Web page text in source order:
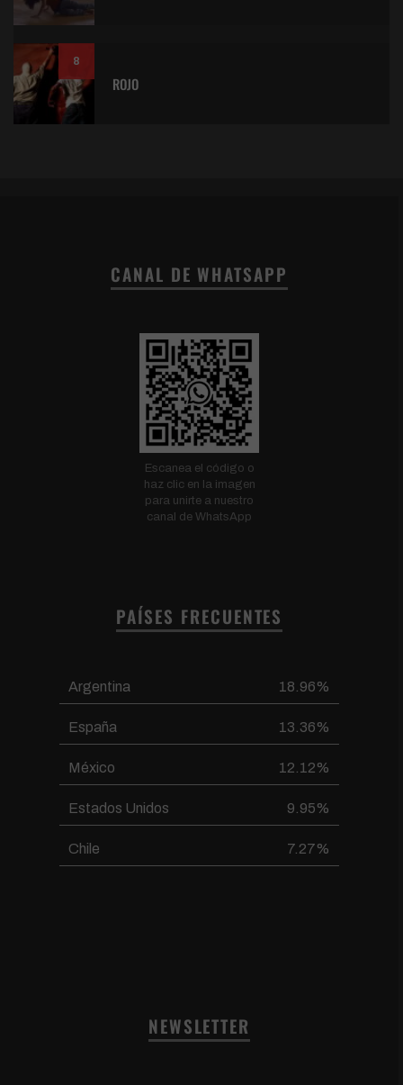
8
ROJO
CANAL DE WHATSAPP
Escanea el código o
haz clic en la imagen
para unirte a nuestro
canal de WhatsApp
PAÍSES FRECUENTES
Argentina 18.96%
España 13.36%
México 12.12%
Estados Unidos 9.95%
Chile 7.27%
NEWSLETTER